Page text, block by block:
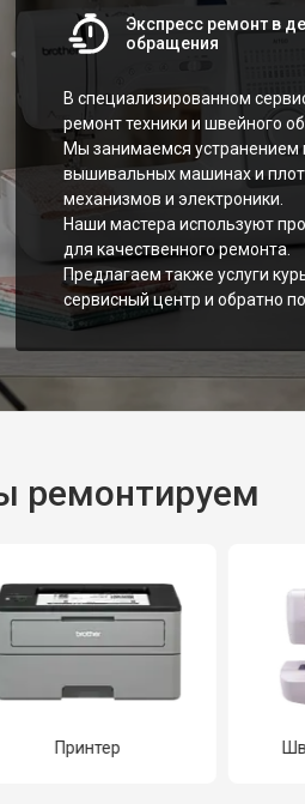
Экспресс ремонт в
обращения
В специализированном
ремонт техники и швейного
Мы занимаемся
вышивальных машинах и
механизмов и электроники.
Наши мастера используют
для качественного ремонта.
Предлагаем также услуги
сервисный центр и обратно
ремонтируем
Принтер